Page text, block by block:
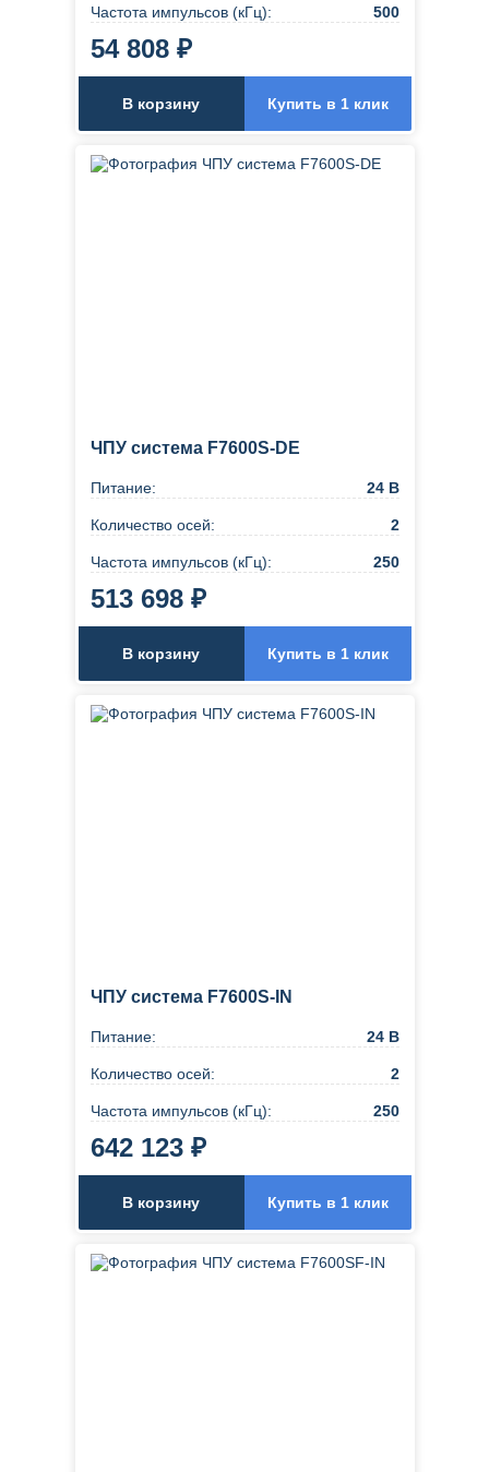
Частота импульсов (кГц): 500
54 808 ₽
В корзину Купить в 1 клик
ЧПУ система F7600S-DE
Питание: 24 В
Количество осей: 2
Частота импульсов (кГц): 250
513 698 ₽
В корзину Купить в 1 клик
ЧПУ система F7600S-IN
Питание: 24 В
Количество осей: 2
Частота импульсов (кГц): 250
642 123 ₽
В корзину Купить в 1 клик